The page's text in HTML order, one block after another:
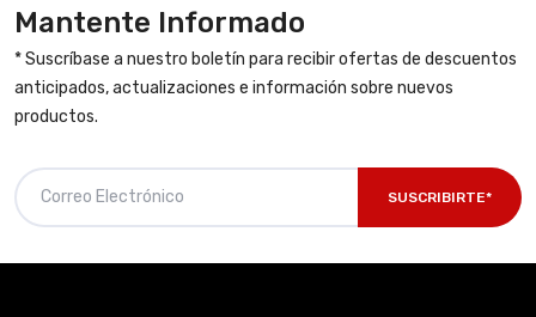
Mantente Informado
* Suscríbase a nuestro boletín para recibir ofertas de descuentos
anticipados, actualizaciones e información sobre nuevos
productos.
SUSCRIBIRTE*